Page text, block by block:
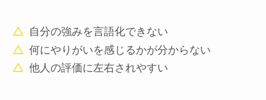
自分の強みを言語化できない
何にやりがいを感じるかが分からない
他人の評価に左右されやすい